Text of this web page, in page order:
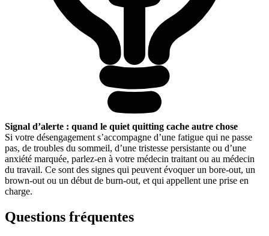
Signal d’alerte : quand le quiet quitting cache autre chose
Si votre désengagement s’accompagne d’une fatigue qui ne passe
pas, de troubles du sommeil, d’une tristesse persistante ou d’une
anxiété marquée, parlez-en à votre médecin traitant ou au médecin
du travail. Ce sont des signes qui peuvent évoquer un bore-out, un
brown-out ou un début de burn-out, et qui appellent une prise en
charge.
Questions fréquentes